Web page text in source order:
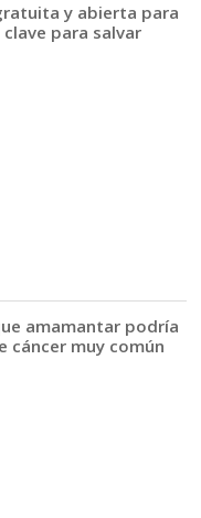
y abierta para
clave para salvar
amamantar podría
muy común